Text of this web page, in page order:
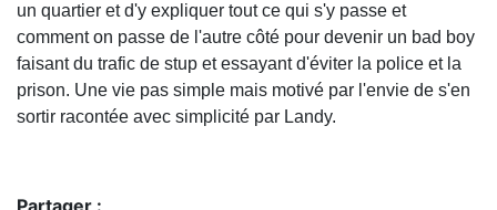
un quartier et d'y expliquer tout ce qui s'y passe et
comment on passe de l'autre côté pour devenir un bad boy
faisant du trafic de stup et essayant d'éviter la police et la
prison. Une vie pas simple mais motivé par l'envie de s'en
sortir racontée avec simplicité par Landy.